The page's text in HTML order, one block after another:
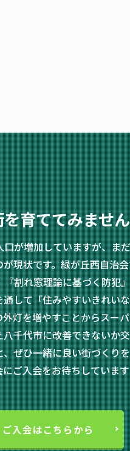
育ててみませ
が増加していますが、ま
現状です。緑が丘西自治
割れ窓理論に基づく防犯
して「住みやすいきれい
灯を増やすことからスー
千代市に改善できないか
ぜひ一緒に良い街づくり
ご入会をお待ちしていま
ご入会はこちらから